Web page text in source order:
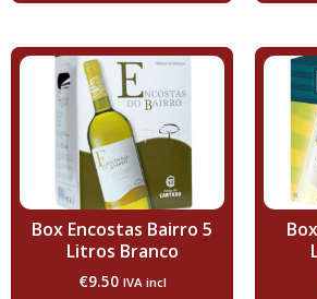
Box Encostas Bairro 5
Litros Branco
€9.50 IVA incl